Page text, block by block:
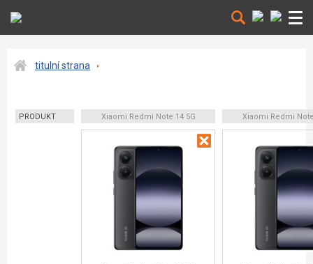
titulní strana
PRODUKT Xiaomi Redmi Note 14 5G Xiaomi Redmi